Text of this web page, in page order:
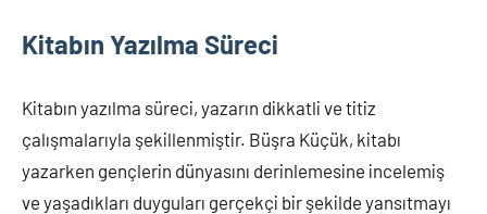
Kitabın Yazılma Süreci
Kitabın yazılma süreci, yazarın dikkatli ve titiz
çalışmalarıyla şekillenmiştir. Büşra Küçük, kitabı
yazarken gençlerin dünyasını derinlemesine incelemiş
ve yaşadıkları duyguları gerçekçi bir şekilde yansıtmayı